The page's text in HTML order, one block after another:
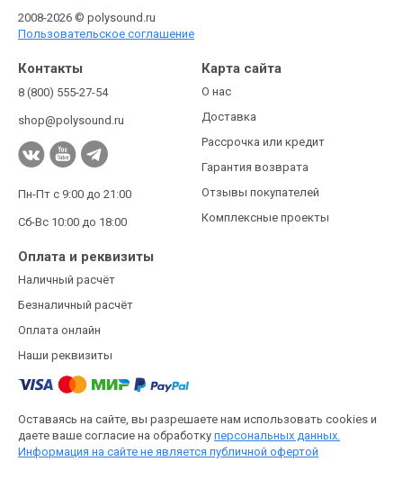
2008-2026 © polysound.ru
Пользовательское соглашение
Контакты
8 (800) 555-27-54
shop@polysound.ru
Пн-Пт с 9:00 до 21:00
Сб-Вс 10:00 до 18:00
Карта сайта
О нас
Доставка
Рассрочка или кредит
Гарантия возврата
Отзывы покупателей
Комплексные проекты
Оплата и реквизиты
Наличный расчёт
Безналичный расчёт
Оплата онлайн
Наши реквизиты
Оставаясь на сайте, вы разрешаете нам использовать cookies и
даете ваше согласие на обработку персональных данных.
Информация на сайте не является публичной офертой